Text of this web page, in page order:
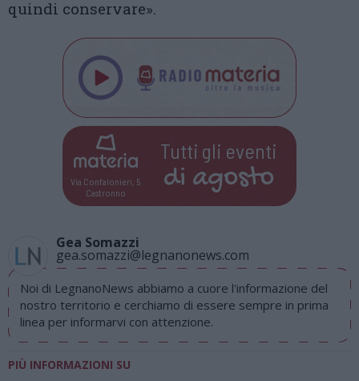
quindi conservare».
Via Confalonieri, 5
Castronno
Tutti gli eventi
di agosto
Gea Somazzi
gea.somazzi@legnanonews.com
Noi di LegnanoNews abbiamo a cuore l'informazione del
nostro territorio e cerchiamo di essere sempre in prima
linea per informarvi con attenzione.
PIÙ INFORMAZIONI SU